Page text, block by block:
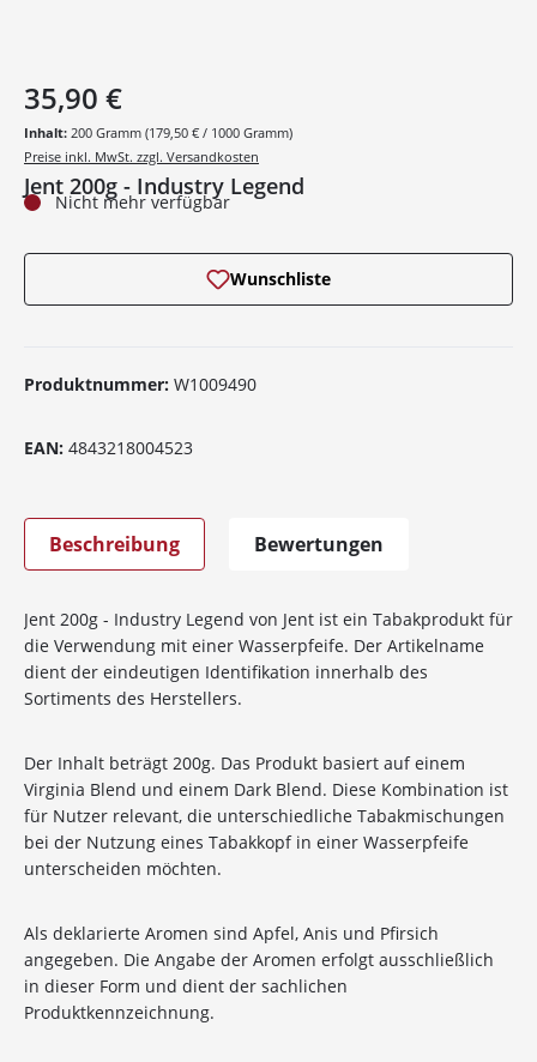
Jent 200g - Industry Legend
35,90 €
Inhalt: 200 Gramm (179,50 € / 1000 Gramm)
Preise inkl. MwSt. zzgl. Versandkosten
Nicht mehr verfügbar
Wunschliste
Produktnummer: W1009490
EAN: 4843218004523
Beschreibung Bewertungen
Jent 200g - Industry Legend von Jent ist ein Tabakprodukt für
die Verwendung mit einer Wasserpfeife. Der Artikelname
dient der eindeutigen Identifikation innerhalb des
Sortiments des Herstellers.
Der Inhalt beträgt 200g. Das Produkt basiert auf einem
Virginia Blend und einem Dark Blend. Diese Kombination ist
für Nutzer relevant, die unterschiedliche Tabakmischungen
bei der Nutzung eines Tabakkopf in einer Wasserpfeife
unterscheiden möchten.
Als deklarierte Aromen sind Apfel, Anis und Pfirsich
angegeben. Die Angabe der Aromen erfolgt ausschließlich
in dieser Form und dient der sachlichen
Produktkennzeichnung.